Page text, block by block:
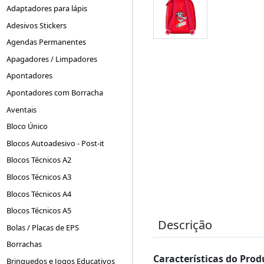
Adaptadores para lápis
Adesivos Stickers
Agendas Permanentes
Apagadores / Limpadores
Apontadores
Apontadores com Borracha
Aventais
Bloco Único
Blocos Autoadesivo - Post-it
Blocos Técnicos A2
Blocos Técnicos A3
Blocos Técnicos A4
Blocos Técnicos A5
Bolas / Placas de EPS
Borrachas
Brinquedos e Jogos Educativos
Descrição
Características do